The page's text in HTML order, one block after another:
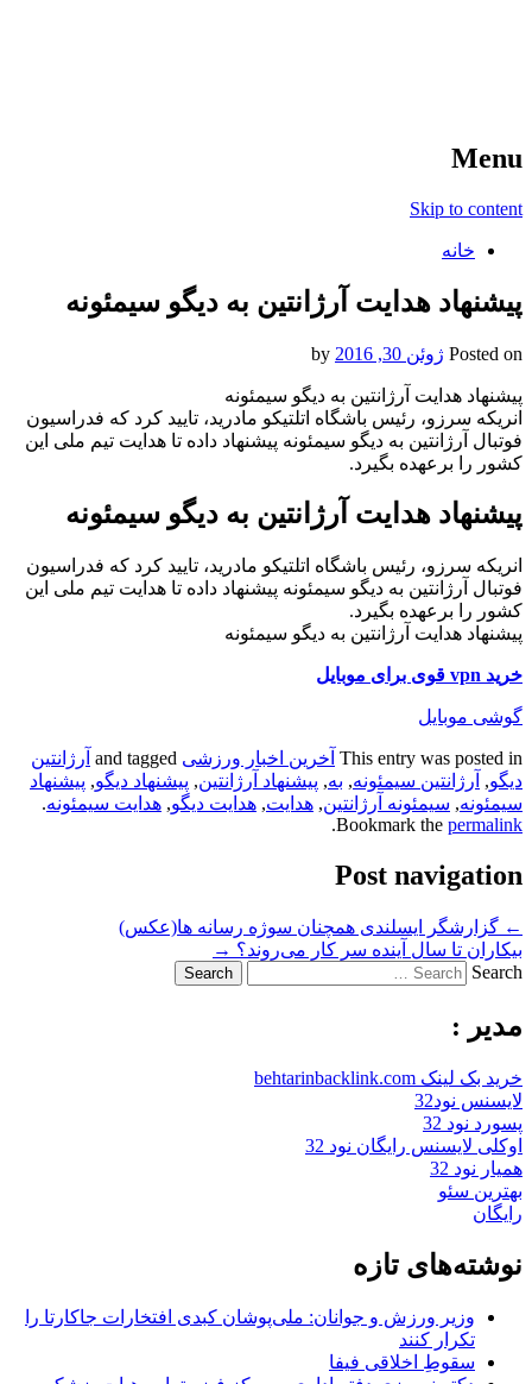
Menu
Skip to content
خانه
پیشنهاد هدایت آرژانتین به دیگو سیمئونه
Posted on ژوئن 30, 2016
پیشنهاد هدایت آرژانتین به دیگو سیمئونه
انریکه سرزو، رئیس باشگاه اتلتیکو مادرید، تایید کرد که فدراسیون
فوتبال آرژانتین به دیگو سیمئونه پیشنهاد داده تا هدایت تیم ملی این
کشور را برعهده بگیرد.
پیشنهاد هدایت آرژانتین به دیگو سیمئونه
انریکه سرزو، رئیس باشگاه اتلتیکو مادرید، تایید کرد که فدراسیون
فوتبال آرژانتین به دیگو سیمئونه پیشنهاد داده تا هدایت تیم ملی این
کشور را برعهده بگیرد.
پیشنهاد هدایت آرژانتین به دیگو سیمئونه
خرید vpn قوی برای موبایل
گوشی موبایل
This entry was posted in آخرین اخبار ورزشی
آرژانتین
دیگو, آرژانتین سیمئونه, به, پیشنهاد آرژانتین, پیشنهاد دیگو, پیشنهاد
سیمئونه, سیمئونه آرژانتین, هدایت, هدایت دیگو, هدایت سیمئونه.
Bookmark the permalink
.
Post navigation
← گزارشگر ایسلندی همچنان سوژه رسانه ها(عکس)
بیکاران تا سال آینده سر کار می‌روند؟ →
Search
مدیر :
خرید بک لینک behtarinbacklink.com
لایسنس نود32
پسورد نود 32
اوکلی لایسنس رایگان نود 32
همیار نود 32
بهترین سئو
رایگان
نوشته‌های تازه
وزیر ورزش و جوانان: ملی‌پوشان کبدی افتخارات جاکارتا را
تکرار کنند
سقوطِ اخلاقی فیفا